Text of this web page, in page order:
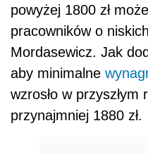
powyżej 1800 zł
pracowników o
Mordasewicz. Jak
aby minimalne
wzrosło w przyszłym
przynajmniej 1880 zł.